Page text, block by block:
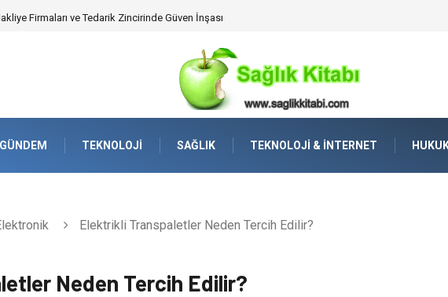
Transfer: Kişiselleştirilmiş Hizmet Ve Uç Nokta Konforu
GÜNDEM TEKNOLOJI SAĞLIK TEKNOLOJI & İNTERNET
Elektrikli Transpaletler Neden Tercih Edilir?
Neden Tercih Edilir?